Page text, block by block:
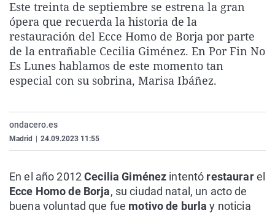
La rosa de los vientos
Gente viajera
Como el perro y el
Caso
Retornados
Equipo de
Operación Viuda
Extremadura
Galicia
La Rioja
Navarra
Virales
Televisión
Elecciones
Este treinta de septiembre se estrena la gran
ópera que recuerda la historia de la
restauración del Ecce Homo de Borja por parte
de la entrañable Cecilia Giménez. En Por Fin No
Es Lunes hablamos de este momento tan
especial con su sobrina, Marisa Ibáñez.
ondacero.es
Madrid 24.09.2023 11:55
En el año 2012Cecilia Giménez intentó restaurarel
Ecce Homo de Borja, su ciudad natal, un acto de
buena voluntad que fue motivo de burlay noticia